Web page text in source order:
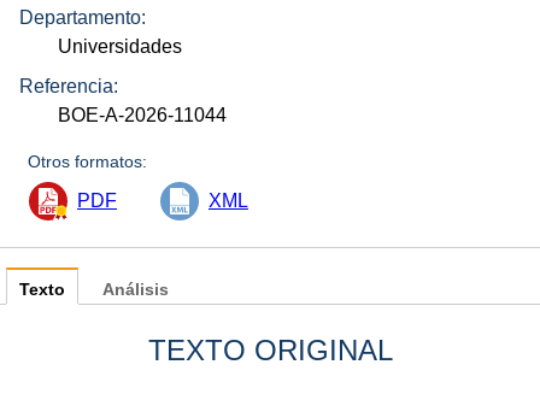
Departamento:
Universidades
Referencia:
BOE-A-2026-11044
Otros formatos:
PDF XML
Texto
TEXTO ORIGINAL
Análisis